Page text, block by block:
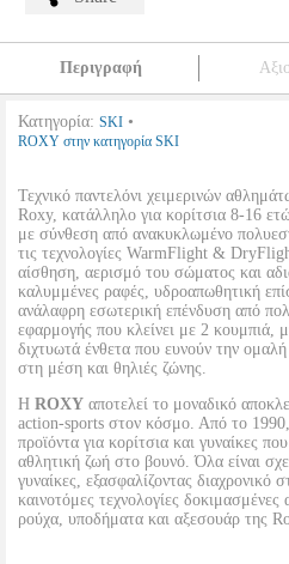
Περιγραφή
Κατηγορία: SKI •
ROXY στην κατηγορία SKI
Τεχνικό παντελόνι χειμερινών
Roxy, κατάλληλο για κορίτσια 8-16
με σύνθεση από ανακυκλωμένο
τις τεχνολογίες WarmFlight &
αίσθηση, αερισμό του σώματος και
καλυμμένες ραφές, υδροαπωθητική
ανάλαφρη εσωτερική επένδυση από
εφαρμογής που κλείνει με 2 κουμπιά,
διχτυωτά ένθετα που ευνούν την
στη μέση και θηλιές ζώνης.
Η ROXY αποτελεί το μοναδικό
action-sports στον κόσμο. Από το
προϊόντα για κορίτσια και γυναίκες
αθλητική ζωή στο βουνό. Όλα είναι
γυναίκες, εξασφαλίζοντας διαχρονικό
καινοτόμες τεχνολογίες
ρούχα, υποδήματα και αξεσουάρ της